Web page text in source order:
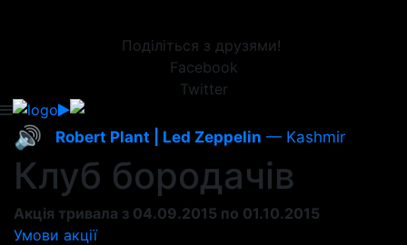
Поділіться з друзями!
Facebook
Twitter
🔊 Robert Plant | Led Zeppelin — Kashmir
Клуб бородачів
Акція тривала з 04.09.2015 по 01.10.2015
Умови акції